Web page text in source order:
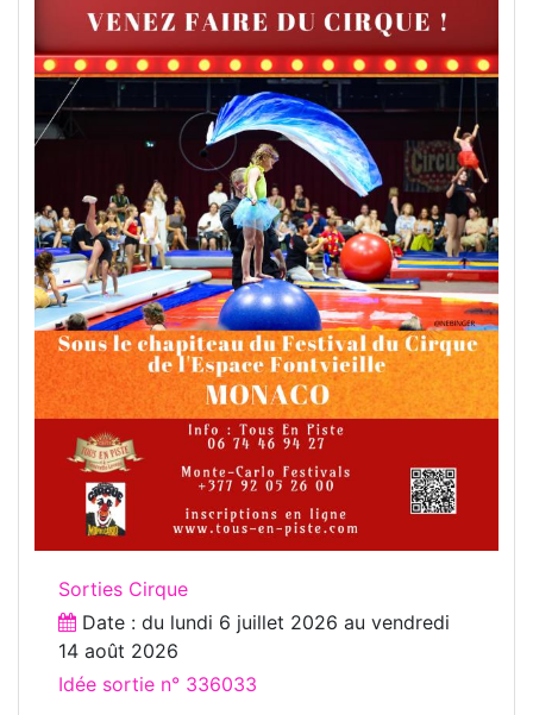
Sorties Cirque
Date : du lundi 6 juillet 2026 au vendredi
14 août 2026
Idée sortie n° 336033